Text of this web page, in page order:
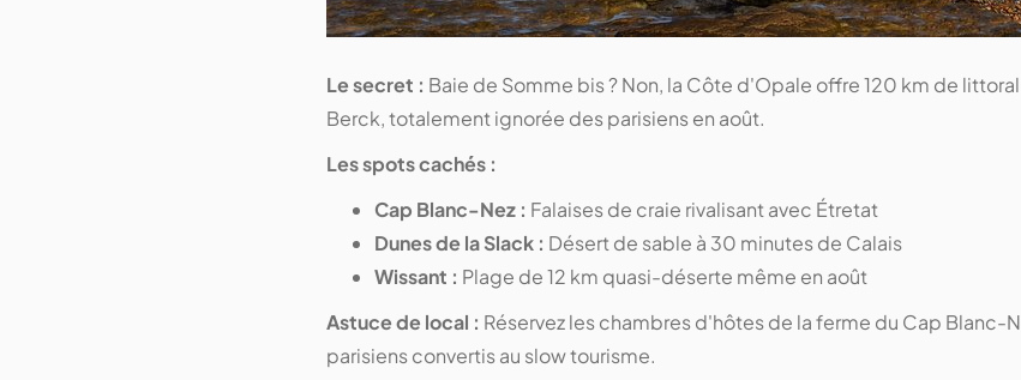
Le secret : Baie de Somme bis ? Non, la Côte d'Opale offre 120 km de
Berck, totalement ignorée des parisiens en août.
Les spots cachés :
Cap Blanc-Nez : Falaises de craie rivalisant avec Étretat
Dunes de la Slack : Désert de sable à 30 minutes de Calais
Wissant : Plage de 12 km quasi-déserte même en août
Astuce de local : Réservez les chambres d'hôtes de la ferme du Cap Blanc-
parisiens convertis au slow tourisme.